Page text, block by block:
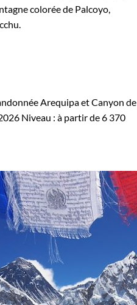
colorée de Palcoyo,
Arequipa et Canyon de
Niveau : à partir de6 370